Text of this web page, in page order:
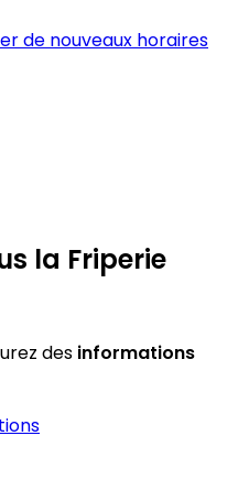
de nouveaux horaires
la Friperie
des informations